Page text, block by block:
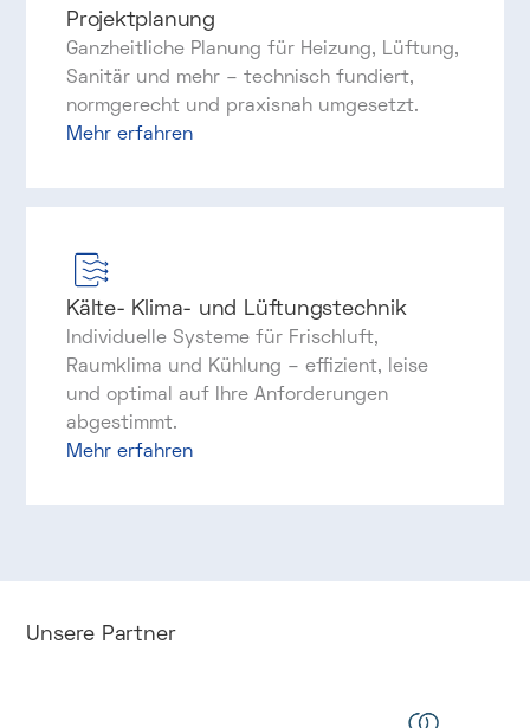
Projektplanung
Ganzheitliche Planung für Heizung, Lüftung,
Sanitär und mehr – technisch fundiert,
normgerecht und praxisnah umgesetzt.
Mehr erfahren
Kälte- Klima- und Lüftungstechnik
Individuelle Systeme für Frischluft,
Raumklima und Kühlung – effizient, leise
und optimal auf Ihre Anforderungen
abgestimmt.
Mehr erfahren
Unsere Partner